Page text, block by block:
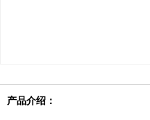
产品介绍：